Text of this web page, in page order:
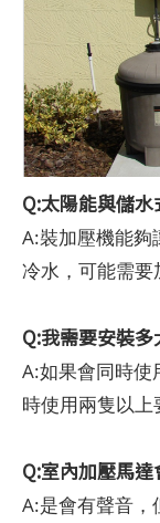
Q:太陽能與儲
A:裝加壓機能夠
冷水，可能需要
Q:我需要安裝
A:如果會同時
時使用兩隻以
Q:室內加壓馬達
A:是會有聲音，